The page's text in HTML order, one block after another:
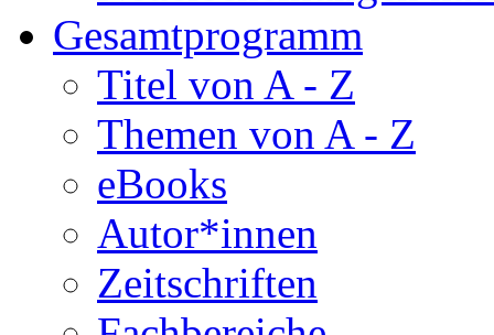
Gesamtprogramm
Titel von A - Z
Themen von A - Z
eBooks
Autor*innen
Zeitschriften